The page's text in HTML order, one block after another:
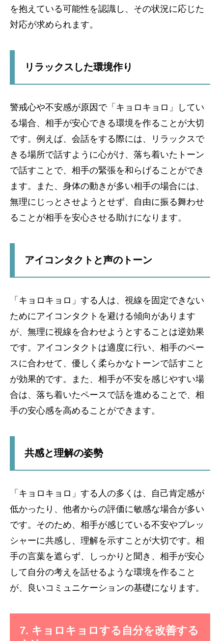
を抱えている可能性を認識し、その状況に応じた
対応が求められます。
リラックスした環境作り
警戒心や不安感が原因で「キョロキョロ」してい
る場合、相手が安心できる環境を作ることが大切
です。例えば、会話をする際には、リラックスで
きる場所で話すように心がけ、落ち着いたトーン
で話すことで、相手の緊張を和らげることができ
ます。また、身体の動きが多い相手の場合には、
無理にじっとさせようとせず、自由に振る舞わせ
ることが相手を安心させる助けになります。
アイコンタクトと声のトーン
「キョロキョロ」する人は、視線を固定できない
ためにアイコンタクトを避ける傾向があります
が、無理に視線を合わせようとすることは逆効果
です。アイコンタクトは適度に行い、相手のペー
スに合わせて、優しく柔らかなトーンで話すこと
が効果的です。また、相手が不安を感じやすい場
合は、落ち着いたペースで話を進めることで、相
手の安心感を高めることができます。
共感と理解の姿勢
「キョロキョロ」する人の多くは、自己肯定感が
低かったり、他者からの評価に敏感な場合が多い
です。そのため、相手が感じている不安やプレッ
シャーに共感し、理解を示すことが大切です。相
手の言葉を遮らず、しっかりと聞き、相手が安心
して自分の考えを話せるような環境を作ること
が、良いコミュニケーションの基礎になります。
7. キョロキョロする自分を改善する